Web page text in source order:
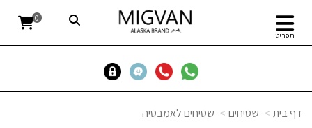
תפריט
0
דף בית שטיחים שטיחים לאמבטיה